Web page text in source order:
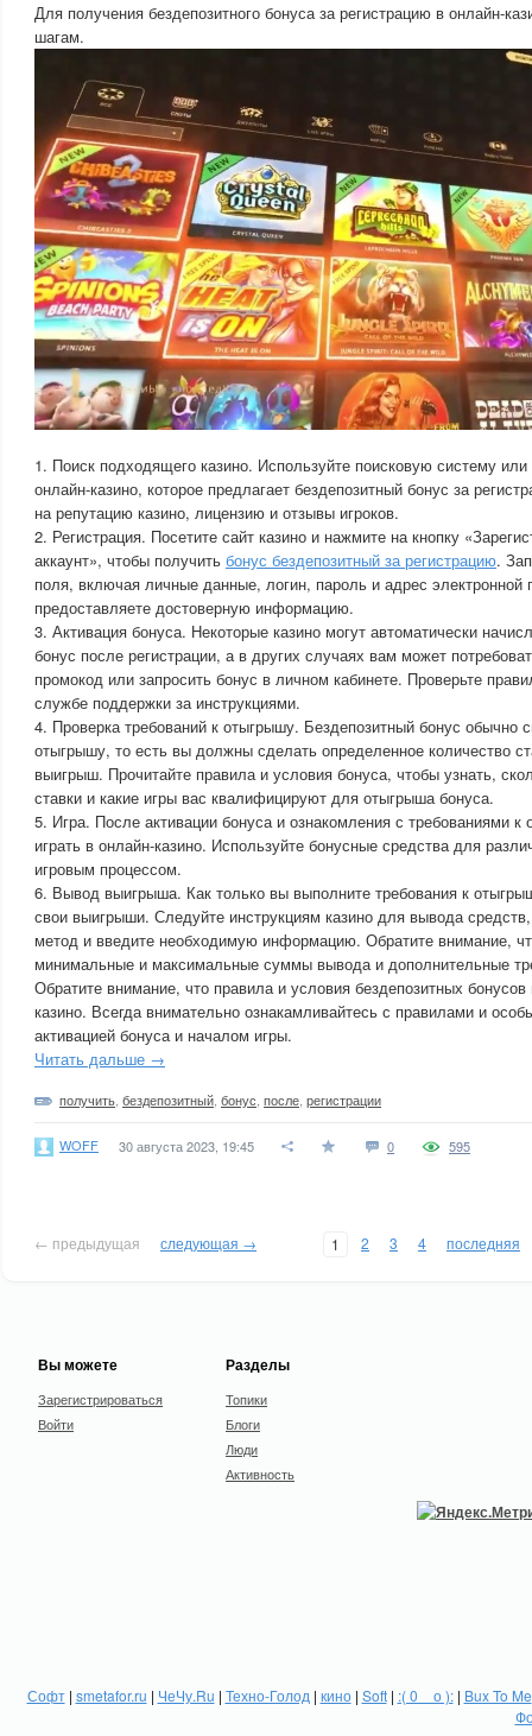
Для получения бездепозитного бонуса за регистрацию в онлайн-
шагам.
1. Поиск подходящего казино. Используйте поисковую систему
онлайн-казино, которое предлагает бездепозитный бонус за
на репутацию казино, лицензию и отзывы игроков.
2. Регистрация. Посетите сайт казино и нажмите на кнопку
аккаунт», чтобы получить бонус бездепозитный за регистрацию.
поля, включая личные данные, логин, пароль и адрес электронной
предоставляете достоверную информацию.
3. Активация бонуса. Некоторые казино могут автоматически
бонус после регистрации, а в других случаях вам может
промокод или запросить бонус в личном кабинете. Проверьте
службе поддержки за инструкциями.
4. Проверка требований к отыгрышу. Бездепозитный бонус обычно
отыгрышу, то есть вы должны сделать определенное количество
выигрыш. Прочитайте правила и условия бонуса, чтобы узнать,
ставки и какие игры вас квалифицируют для отыгрыша бонуса.
5. Игра. После активации бонуса и ознакомления с требованиями
играть в онлайн-казино. Используйте бонусные средства для
игровым процессом.
6. Вывод выигрыша. Как только вы выполните требования к
свои выигрыши. Следуйте инструкциям казино для вывода
метод и введите необходимую информацию. Обратите внимание,
минимальные и максимальные суммы вывода и дополнительные
Обратите внимание, что правила и условия бездепозитных
казино. Всегда внимательно ознакамливайтесь с правилами и
активацией бонуса и началом игры.
Читать дальше →
получить бездепозитный бонус после регистрации
WOFF 30 августа 2023, 19:45 0 595
← предыдущая следующая → 1 2 3 4 последняя
Вы можете
Зарегистрироваться
Войти
Разделы
Топики
Блоги
Люди
Активность
Софт| smetafor.ru | ЧеЧу.Ru | Техно-Голод | кино| Soft| :( 0 _ о ):| Bux To Me